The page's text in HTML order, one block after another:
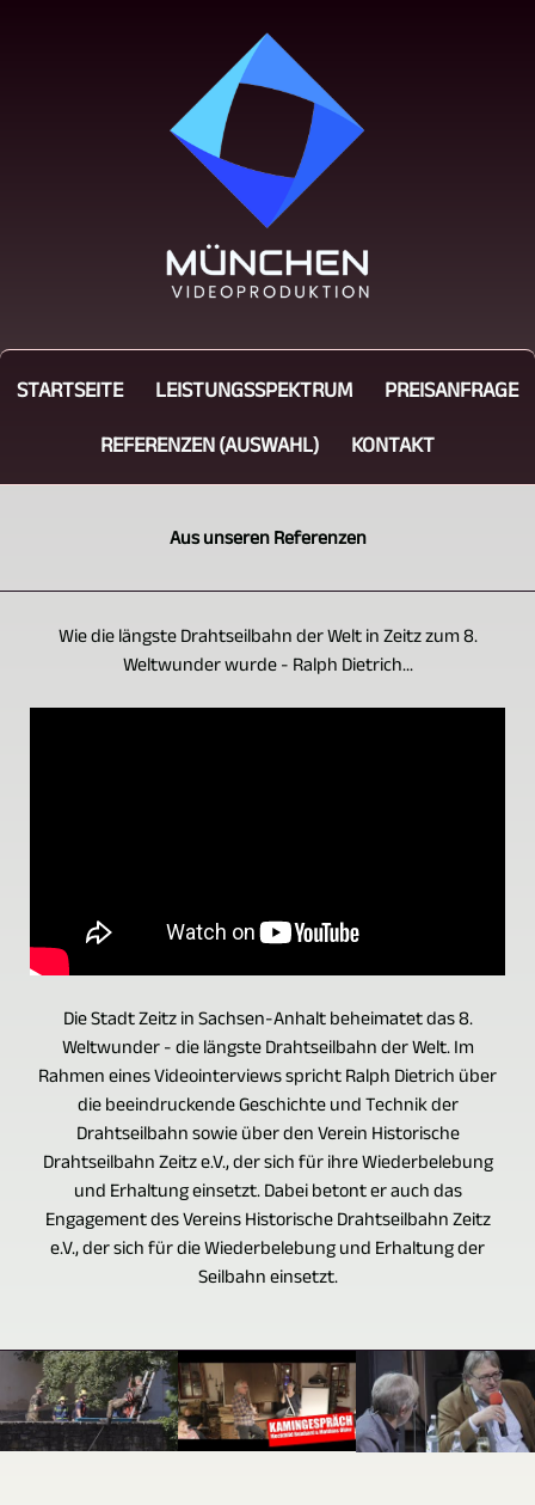
STARTSEITE LEISTUNGSSPEKTRUM
PREISANFRAGE
REFERENZEN (AUSWAHL)
KONTAKT
Aus unseren Referenzen
Wie die längste Drahtseilbahn der Welt in Zeitz zum 8.
Weltwunder wurde - Ralph Dietrich...
Die Stadt Zeitz in Sachsen-Anhalt beheimatet das 8.
Weltwunder - die längste Drahtseilbahn der Welt. Im
Rahmen eines Videointerviews spricht Ralph Dietrich über
die beeindruckende Geschichte und Technik der
Drahtseilbahn sowie über den Verein Historische
Drahtseilbahn Zeitz e.V., der sich für ihre Wiederbelebung
und Erhaltung einsetzt. Dabei betont er auch das
Engagement des Vereins Historische Drahtseilbahn Zeitz
e.V., der sich für die Wiederbelebung und Erhaltung der
Seilbahn einsetzt.